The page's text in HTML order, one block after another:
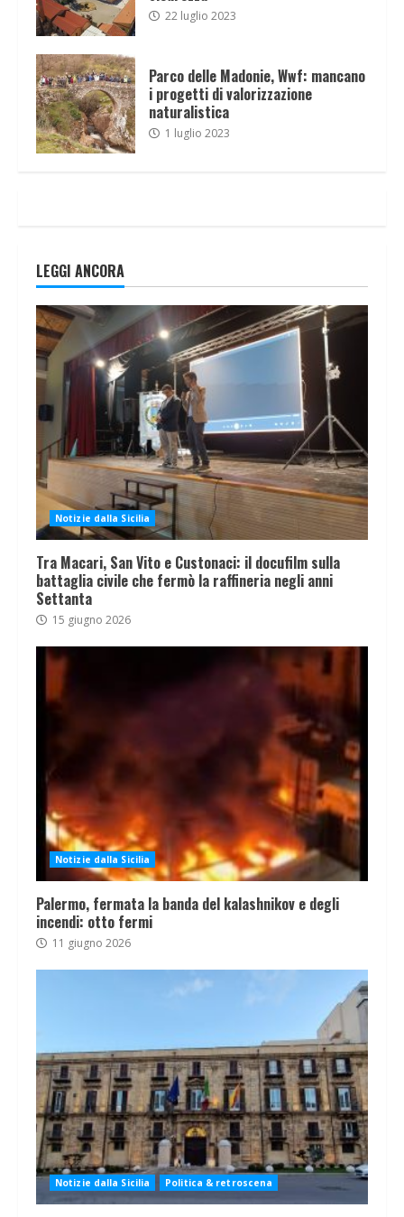
22 luglio 2023
Parco delle Madonie, Wwf: mancano
i progetti di valorizzazione
naturalistica
1 luglio 2023
LEGGI ANCORA
Notizie dalla Sicilia
Tra Macari, San Vito e Custonaci: il docufilm sulla
battaglia civile che fermò la raffineria negli anni
Settanta
15 giugno 2026
Notizie dalla Sicilia
Palermo, fermata la banda del kalashnikov e degli
incendi: otto fermi
11 giugno 2026
Notizie dalla Sicilia Politica & retroscena